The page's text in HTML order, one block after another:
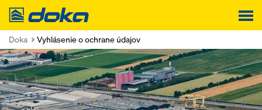
Doka
Doka Vyhlásenie o ochrane údajov